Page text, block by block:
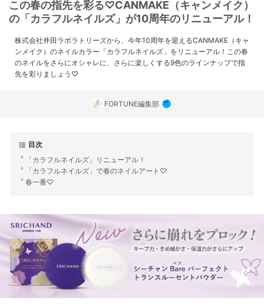
この春の指先を彩る♡CANMAKE（キャンメイク）
の「カラフルネイルズ」が10周年のリニューアル！
株式会社井田ラボラトリーズから、今年10周年を迎えるCANMAKE（キャ
ンメイク）のネイルカラー「カラフルネイルズ」をリニューアル！この春
のネイルをさらにオシャレに、さらに楽しくする9色のラインナップで指
先を彩りましょう♡
FORTUNE編集部
目次
「カラフルネイルズ」リニューアル！
「カラフルネイルズ」で春のネイルアート♡
春一番♡